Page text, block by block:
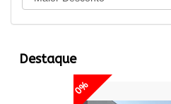
Destaque
0%